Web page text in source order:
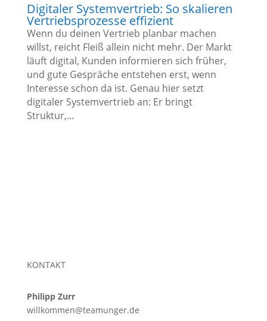
Digitaler Systemvertrieb: So skalieren
Vertriebsprozesse effizient
Wenn du deinen Vertrieb planbar machen
willst, reicht Fleiß allein nicht mehr. Der Markt
läuft digital, Kunden informieren sich früher,
und gute Gespräche entstehen erst, wenn
Interesse schon da ist. Genau hier setzt
digitaler Systemvertrieb an: Er bringt
Struktur,...
KONTAKT
Philipp Zurr
willkommen@teamunger.de